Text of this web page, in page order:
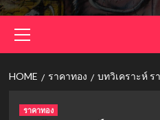
Menu
HOME ราคาทอง บทวิเคราะห์ ร
ราคาทอง